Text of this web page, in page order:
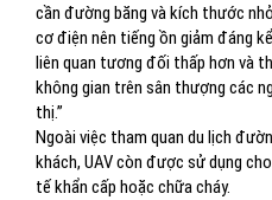
cần đường băng và kích thước
cơ điện nên tiếng ồn giảm đáng
liên quan tương đối thấp hơn và
không gian trên sân thượng các
thị.”
Ngoài việc tham quan du lịch
khách, UAV còn được sử dụng
tế khẩn cấp hoặc chữa cháy.